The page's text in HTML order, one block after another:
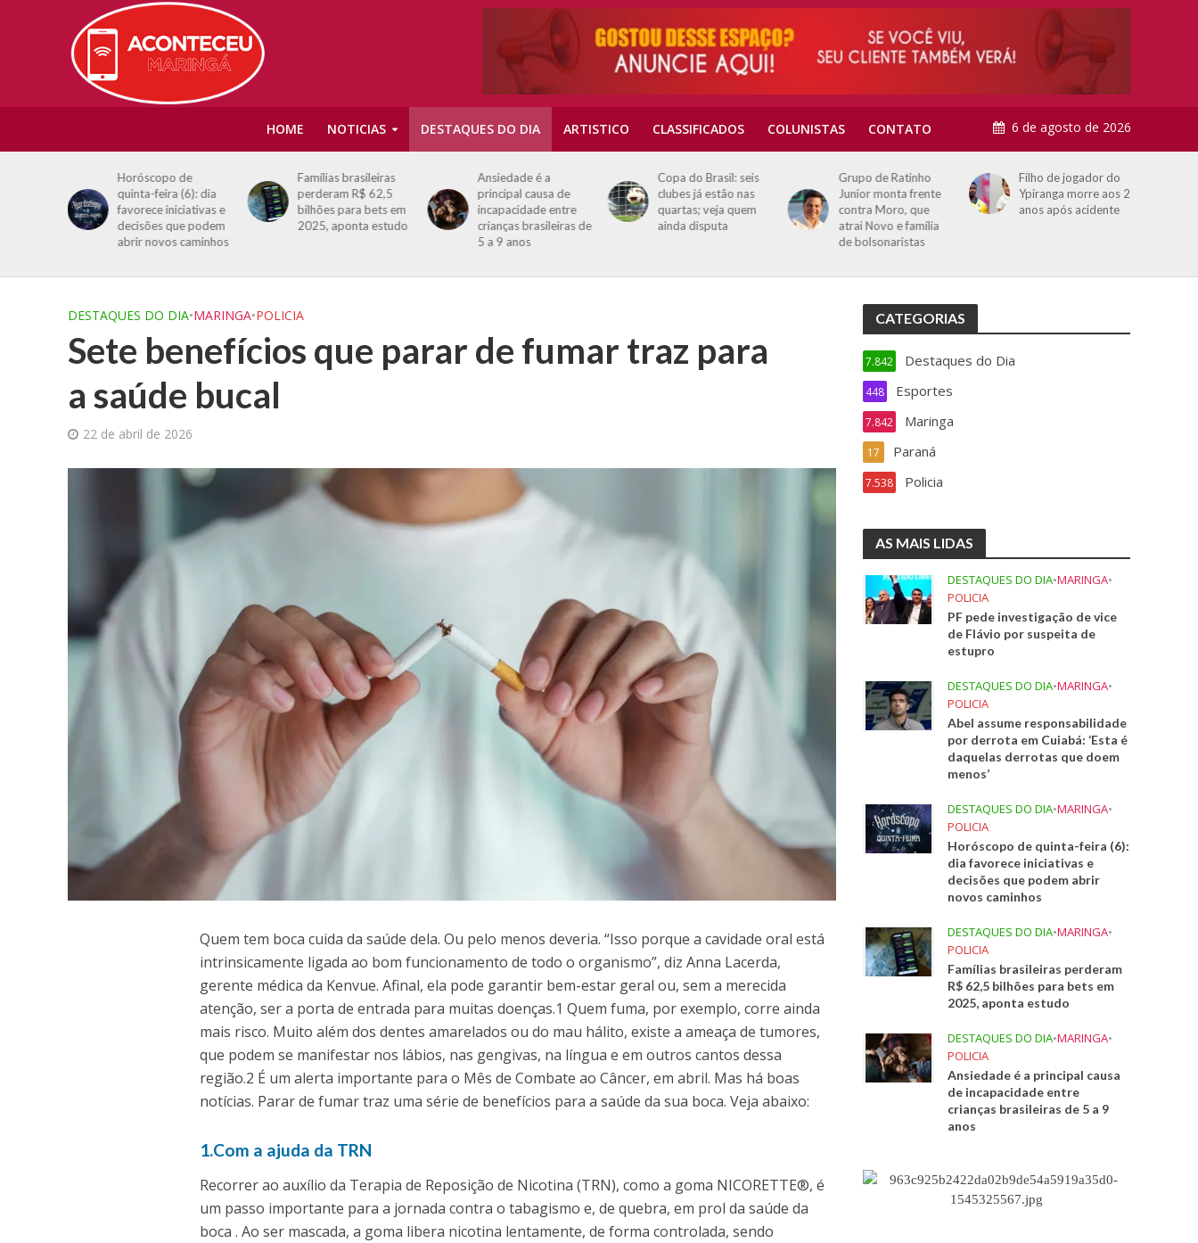
HOME NOTICIAS DESTAQUES DO DIA ARTISTICO CLASSIFICADOS COLUNISTAS CONTATO 6 de agosto de 2026
Horóscopo de
quinta-feira (6): dia
favorece iniciativas e
decisões que podem
abrir novos caminhos
Famílias brasileiras
perderam R$ 62,5
bilhões para bets em
2025, aponta estudo
Ansiedade é a
principal causa de
incapacidade entre
crianças brasileiras de
5 a 9 anos
Copa do Brasil: seis
clubes já estão nas
quartas; veja quem
ainda disputa
Grupo de Ratinho
Junior monta frente
contra Moro, que
atrai Novo e família
de bolsonaristas
Filho de jogador do
Ypiranga morre aos 2
anos após acidente
DESTAQUES DO DIA•MARINGA•POLICIA
Sete benefícios que parar de fumar traz para
a saúde bucal
22 de abril de 2026
Quem tem boca cuida da saúde dela. Ou pelo menos deveria. “Isso porque a cavidade oral está
intrinsicamente ligada ao bom funcionamento de todo o organismo”, diz Anna Lacerda,
gerente médica da Kenvue. Afinal, ela pode garantir bem-estar geral ou, sem a merecida
atenção, ser a porta de entrada para muitas doenças.1 Quem fuma, por exemplo, corre ainda
mais risco. Muito além dos dentes amarelados ou do mau hálito, existe a ameaça de tumores,
que podem se manifestar nos lábios, nas gengivas, na língua e em outros cantos dessa
região.2 É um alerta importante para o Mês de Combate ao Câncer, em abril. Mas há boas
notícias. Parar de fumar traz uma série de benefícios para a saúde da sua boca. Veja abaixo:
1.Com a ajuda da TRN
Recorrer ao auxílio da Terapia de Reposição de Nicotina (TRN), como a goma NICORETTE®, é
um passo importante para a jornada contra o tabagismo e, de quebra, em prol da saúde da
boca . Ao ser mascada, a goma libera nicotina lentamente, de forma controlada, sendo
CATEGORIAS
Destaques do Dia
7.842
Esportes
448
Maringa
7.842
Paraná
17
Policia
7.538
AS MAIS LIDAS
DESTAQUES DO DIA•MARINGA•
POLICIA
PF pede investigação de vice
de Flávio por suspeita de
estupro
DESTAQUES DO DIA•MARINGA•
POLICIA
Abel assume responsabilidade
por derrota em Cuiabá: ‘Esta é
daquelas derrotas que doem
menos’
DESTAQUES DO DIA•MARINGA•
POLICIA
Horóscopo de quinta-feira (6):
dia favorece iniciativas e
decisões que podem abrir
novos caminhos
DESTAQUES DO DIA•MARINGA•
POLICIA
Famílias brasileiras perderam
R$ 62,5 bilhões para bets em
2025, aponta estudo
DESTAQUES DO DIA•MARINGA•
POLICIA
Ansiedade é a principal causa
de incapacidade entre
crianças brasileiras de 5 a 9
anos